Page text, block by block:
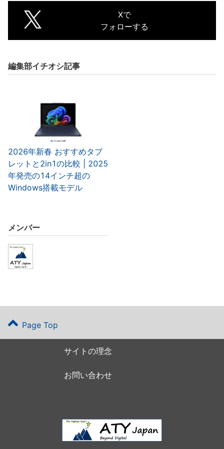
Xで
フォローする
編集部イチオシ記事
2026年新春 おすすめタブ
レットと2in1の比較 | 2025
年発売の14インチ超の
Windows搭載モデル
メンバー
Page Top
サイトの理念
お問い合わせ